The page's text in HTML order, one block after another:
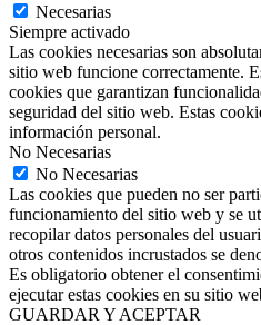
Necesarias
Siempre activado
Las cookies necesarias son
sitio web funcione correctamente.
cookies que garantizan
seguridad del sitio web. Estas
información personal.
No Necesarias
No Necesarias
Las cookies que pueden no ser
funcionamiento del sitio web y se
recopilar datos personales del
otros contenidos incrustados se
Es obligatorio obtener el
ejecutar estas cookies en su sitio
GUARDAR Y ACEPTAR